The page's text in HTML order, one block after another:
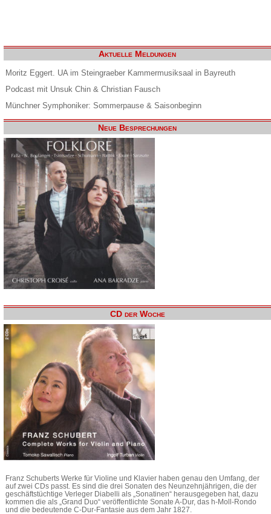
Aktuelle Meldungen
Moritz Eggert. UA im Steingraeber Kammermusiksaal in Bayreuth
Podcast mit Unsuk Chin & Christian Fausch
Münchner Symphoniker: Sommerpause & Saisonbeginn
Neue Besprechungen
CD der Woche
Franz Schuberts Werke für Violine und Klavier haben genau den Umfang, der
auf zwei CDs passt. Es sind die drei Sonaten des Neunzehnjährigen, die der
geschäftstüchtige Verleger Diabelli als „Sonatinen“ herausgegeben hat, dazu
kommen die als „Grand Duo“ veröffentlichte Sonate A-Dur, das h-Moll-Rondo
und die bedeutende C-Dur-Fantasie aus dem Jahr 1827.